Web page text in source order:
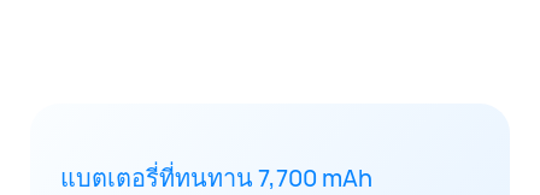
แบตเตอรี่ที่ทนทาน 7,700 mAh